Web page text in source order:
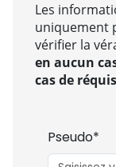
Les
uniquement
vérifier la
en aucun
cas de
Pseudo*